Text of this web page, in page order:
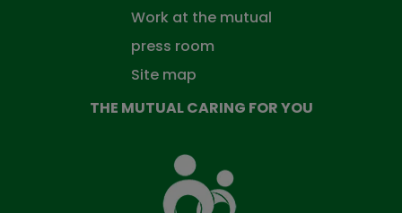
Work at the mutual
press room
Site map
THE MUTUAL CARING FOR YOU
Mutual
Fund
that